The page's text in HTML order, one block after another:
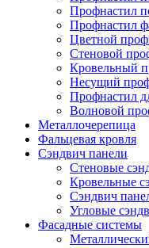
Профнастил
Профнастил
Цветной
Стеновой
Кровельный
Несущий
Профнастил
Волновой
Металлочерепица
Фальцевая кровля
Сэндвич панели
Стеновые
Кровельные
Сэндвич
Угловые
Фасадные системы